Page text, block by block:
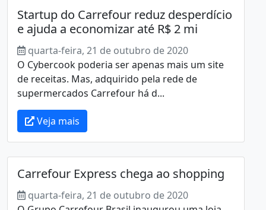
Startup do Carrefour reduz desperdício
e ajuda a economizar até R$ 2 mi
quarta-feira, 21 de outubro de 2020
O Cybercook poderia ser apenas mais um site
de receitas. Mas, adquirido pela rede de
supermercados Carrefour há d...
Veja mais
Carrefour Express chega ao shopping
quarta-feira, 21 de outubro de 2020